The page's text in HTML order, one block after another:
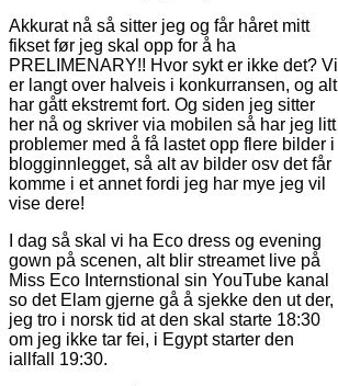
Akkurat nå så sitter jeg og får håret mitt
fikset før jeg skal opp for å ha
PRELIMENARY!! Hvor sykt er ikke det? Vi
er langt over halveis i konkurransen, og alt
har gått ekstremt fort. Og siden jeg sitter
her nå og skriver via mobilen så har jeg litt
problemer med å få lastet opp flere bilder i
blogginnlegget, så alt av bilder osv det får
komme i et annet fordi jeg har mye jeg vil
vise dere!
I dag så skal vi ha Eco dress og evening
gown på scenen, alt blir streamet live på
Miss Eco Internstional sin YouTube kanal
so det Elam gjerne gå å sjekke den ut der,
jeg tro i norsk tid at den skal starte 18:30
om jeg ikke tar fei, i Egypt starter den
iallfall 19:30.